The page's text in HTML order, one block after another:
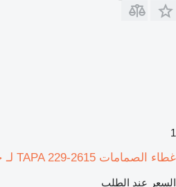
1
غطاء الصمامات TAPA 229-2615 لـ حفارة Caterpillar 345C
السعر عند الطلب